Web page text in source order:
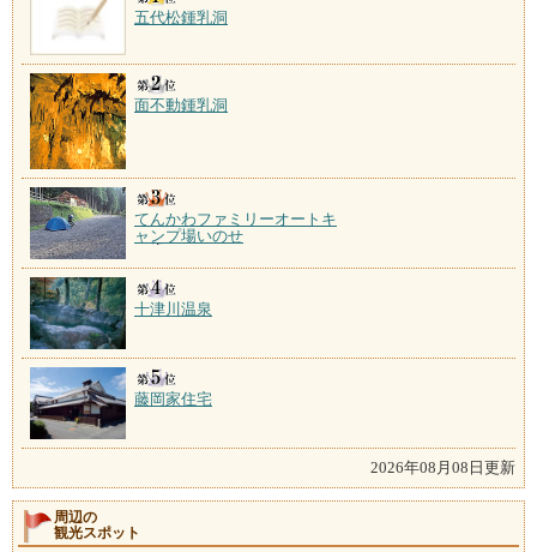
五代松鍾乳洞
面不動鍾乳洞
てんかわファミリーオートキ
ャンプ場いのせ
十津川温泉
藤岡家住宅
2026年08月08日更新
周辺の
観光スポット